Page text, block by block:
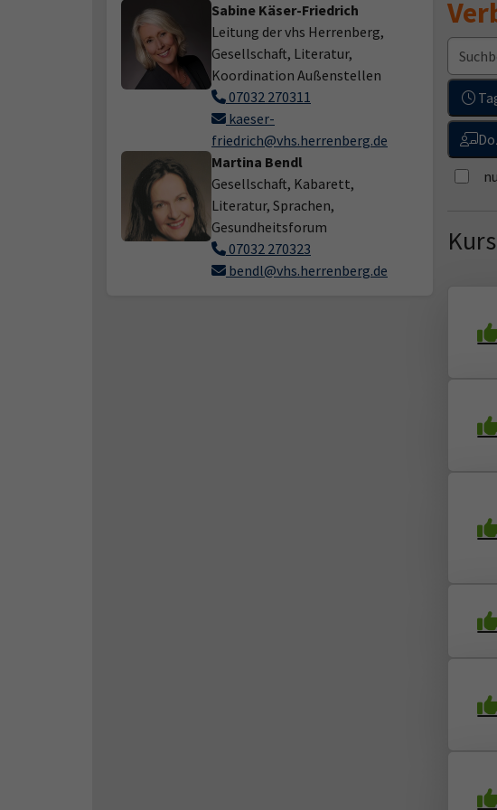
Sabine Käser-Friedrich
Leitung der vhs Herrenberg,
Gesellschaft, Literatur,
Koordination Außenstellen
07032 270311
kaeser-
friedrich@vhs.herrenberg.de
Martina Bendl
Gesellschaft, Kabarett,
Literatur, Sprachen,
Gesundheitsforum
07032 270323
bendl@vhs.herrenberg.de